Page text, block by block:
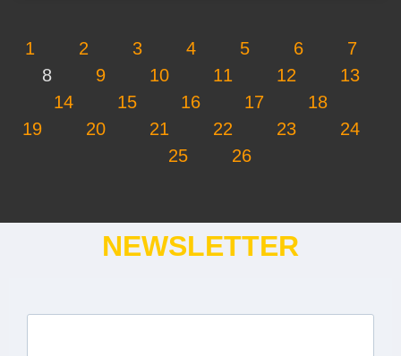
1 2 3 4 5 6
7
8
9 10 11 12
13
14
15 16 17
18
19
20 21 22 23
24
25
26
NEWSLETTER